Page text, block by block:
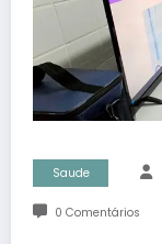
Saude
0 Comentários